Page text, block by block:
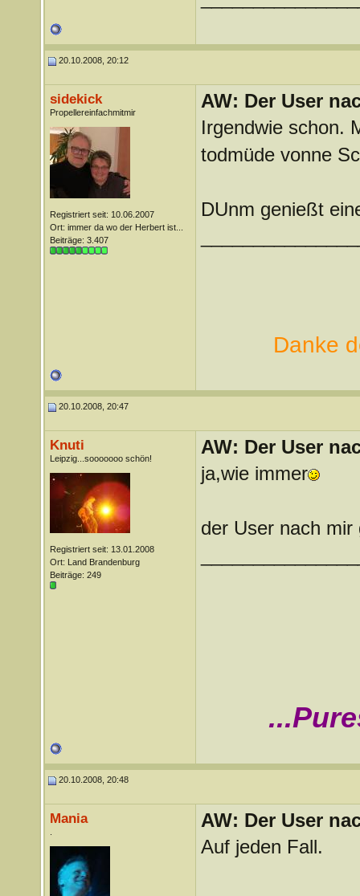
20.10.2008, 20:12
sidekick
Propellereinfachmitmir
Registriert seit: 10.06.2007
Ort: immer da wo der Herbert ist...
Beiträge: 3.407
AW: Der User
Irgendwie schon.
todmüde vonne
DUnm genießt
Danke
20.10.2008, 20:47
Knuti
Leipzig...sooooooo schön!
Registriert seit: 13.01.2008
Ort: Land Brandenburg
Beiträge: 249
AW: Der User
ja,wie immer
der User nach
20.10.2008, 20:48
Mania
AW: Der User
Auf jeden Fall.